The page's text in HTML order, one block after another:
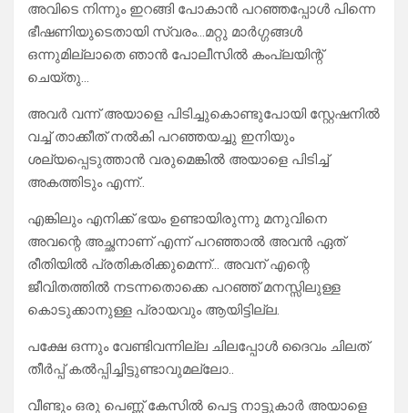
അവിടെ നിന്നും ഇറങ്ങി പോകാൻ പറഞ്ഞപ്പോൾ പിന്നെ
ഭീഷണിയുടെതായി സ്വരം…മറ്റു മാർഗ്ഗങ്ങൾ
ഒന്നുമില്ലാതെ ഞാൻ പോലീസിൽ കംപ്ലയിന്റ്
ചെയ്തു…
അവർ വന്ന് അയാളെ പിടിച്ചുകൊണ്ടുപോയി സ്റ്റേഷനിൽ
വച്ച് താക്കീത് നൽകി പറഞ്ഞയച്ചു ഇനിയും
ശല്യപ്പെടുത്താൻ വരുമെങ്കിൽ അയാളെ പിടിച്ച്
അകത്തിടും എന്ന്..
എങ്കിലും എനിക്ക് ഭയം ഉണ്ടായിരുന്നു മനുവിനെ
അവന്റെ അച്ഛനാണ് എന്ന് പറഞ്ഞാൽ അവൻ ഏത്
രീതിയിൽ പ്രതികരിക്കുമെന്ന്… അവന് എന്റെ
ജീവിതത്തിൽ നടന്നതൊക്കെ പറഞ്ഞ് മനസ്സിലുള്ള
കൊടുക്കാനുള്ള പ്രായവും ആയിട്ടില്ല.
പക്ഷേ ഒന്നും വേണ്ടിവന്നില്ല ചിലപ്പോൾ ദൈവം ചിലത്
തീർപ്പ് കൽപ്പിച്ചിട്ടുണ്ടാവുമല്ലോ..
വീണ്ടും ഒരു പെണ്ണ് കേസിൽ പെട്ട നാട്ടുകാർ അയാളെ